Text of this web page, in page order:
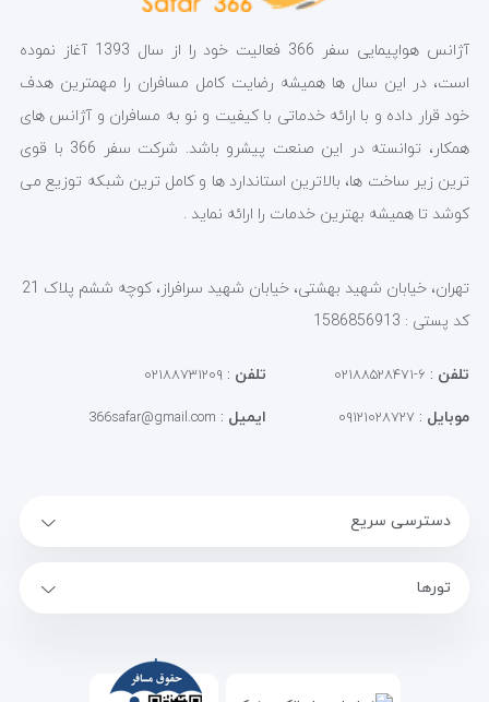
آژانس هواپیمایی سفر 366 فعالیت خود را از سال 1393 آغاز نموده
است، در این سال ها همیشه رضایت کامل مسافران را مهمترین هدف
خود قرار داده و با ارائه خدماتی با کیفیت و نو به مسافران و آژانس های
همکار، توانسته در این صنعت پیشرو باشد. شرکت سفر 366 با قوی
ترین زیر ساخت ها، بالاترین استاندارد ها و کامل ترین شبکه توزیع می
کوشد تا همیشه بهترین خدمات را ارائه نماید .
تهران، خیابان شهید بهشتی، خیابان شهید سرافراز، کوچه ششم پلاک 21
کد پستی : 1586856913
تلفن : ۶-۰۲۱۸۸۵۲۸۴۷۱ تلفن : ۰۲۱۸۸۷۳۱۲۰۹
موبایل : ۰۹۱۲۱۰۲۸۷۲۷ ایمیل :
366safar@gmail.com
دسترسی سریع
تورها